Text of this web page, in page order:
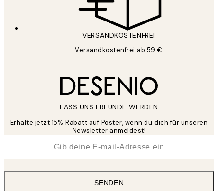
VERSANDKOSTENFREI
Versandkostenfrei ab 59 €
LASS UNS FREUNDE WERDEN
Erhalte jetzt 15% Rabatt auf Poster, wenn du dich für unseren
Newsletter anmeldest!
SENDEN